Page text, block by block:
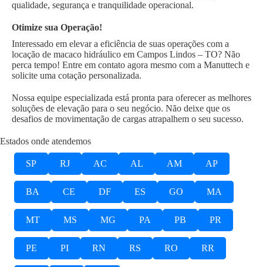
qualidade, segurança e tranquilidade operacional.
Otimize sua Operação!
Interessado em elevar a eficiência de suas operações com a
locação de macaco hidráulico em Campos Lindos – TO? Não
perca tempo! Entre em contato agora mesmo com a Manuttech e
solicite uma cotação personalizada.
Nossa equipe especializada está pronta para oferecer as melhores
soluções de elevação para o seu negócio. Não deixe que os
desafios de movimentação de cargas atrapalhem o seu sucesso.
Estados onde atendemos
SP RJ AC AL AM AP
BA CE DF ES GO MA
MT MS MG PA PB PR
PE PI RN RS RO RR